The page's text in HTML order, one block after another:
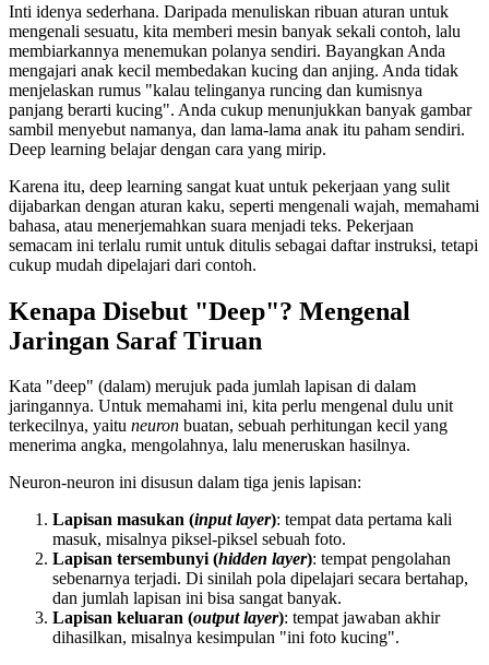
Inti idenya sederhana. Daripada menuliskan ribuan aturan untuk
mengenali sesuatu, kita memberi mesin banyak sekali contoh, lalu
membiarkannya menemukan polanya sendiri. Bayangkan Anda
mengajari anak kecil membedakan kucing dan anjing. Anda tidak
menjelaskan rumus "kalau telinganya runcing dan kumisnya
panjang berarti kucing". Anda cukup menunjukkan banyak gambar
sambil menyebut namanya, dan lama-lama anak itu paham sendiri.
Deep learning belajar dengan cara yang mirip.
Karena itu, deep learning sangat kuat untuk pekerjaan yang sulit
dijabarkan dengan aturan kaku, seperti mengenali wajah, memahami
bahasa, atau menerjemahkan suara menjadi teks. Pekerjaan
semacam ini terlalu rumit untuk ditulis sebagai daftar instruksi, tetapi
cukup mudah dipelajari dari contoh.
Kenapa Disebut "Deep"? Mengenal
Jaringan Saraf Tiruan
Kata "deep" (dalam) merujuk pada jumlah lapisan di dalam
jaringannya. Untuk memahami ini, kita perlu mengenal dulu unit
terkecilnya, yaitu neuron buatan, sebuah perhitungan kecil yang
menerima angka, mengolahnya, lalu meneruskan hasilnya.
Neuron-neuron ini disusun dalam tiga jenis lapisan:
Lapisan masukan (input layer): tempat data pertama kali
masuk, misalnya piksel-piksel sebuah foto.
Lapisan tersembunyi (hidden layer): tempat pengolahan
sebenarnya terjadi. Di sinilah pola dipelajari secara bertahap,
dan jumlah lapisan ini bisa sangat banyak.
Lapisan keluaran (output layer): tempat jawaban akhir
dihasilkan, misalnya kesimpulan "ini foto kucing".